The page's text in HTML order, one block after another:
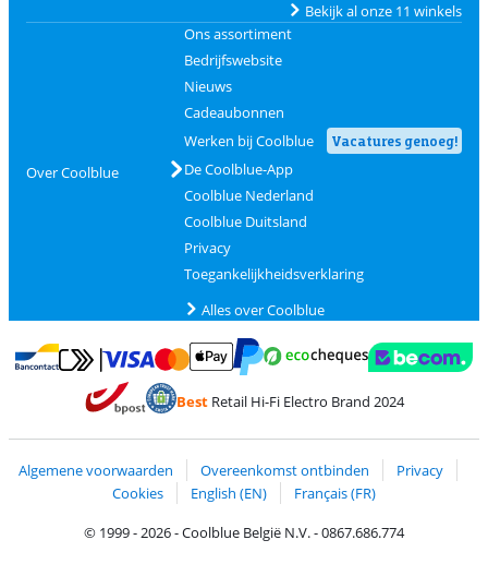
Bekijk al onze 11 winkels
Over Coolblue
Ons assortiment
Bedrijfswebsite
Nieuws
Cadeaubonnen
Werken bij Coolblue
Vacatures genoeg!
De Coolblue-App
Coolblue Nederland
Coolblue Duitsland
Privacy
Toegankelijkheidsverklaring
Alles over Coolblue
Betalen met Bancontact
Betalen met MasterCard en Visa via ClickToPay
BestRetail Hi-Fi Electro Brand 2024
Algemene voorwaarden Overeenkomst ontbinden
Privacy
Cookies
English (EN)
Français (FR)
© 1999 - 2026 - Coolblue België N.V. - 0867.686.774